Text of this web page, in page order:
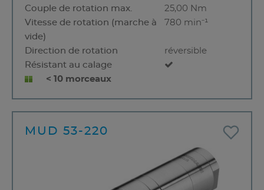
Couple de rotation max.
25,00 Nm
Vitesse de rotation (marche à
vide)
780 min⁻¹
Direction de rotation
réversible
Résistant au calage
< 10 morceaux
MUD 53-220